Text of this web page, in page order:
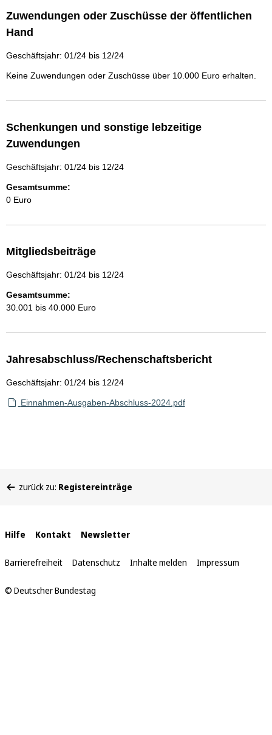
Zuwendungen oder Zuschüsse der öffentlichen
Hand
Geschäftsjahr: 01/24 bis 12/24
Keine Zuwendungen oder Zuschüsse über 10.000 Euro erhalten.
Schenkungen und sonstige lebzeitige
Zuwendungen
Geschäftsjahr: 01/24 bis 12/24
Gesamtsumme:
0 Euro
Mitgliedsbeiträge
Geschäftsjahr: 01/24 bis 12/24
Gesamtsumme:
30.001 bis 40.000 Euro
Jahresabschluss/Rechenschaftsbericht
Geschäftsjahr: 01/24 bis 12/24
Einnahmen-Ausgaben-Abschluss-2024.pdf
befinden
zurück zu: Registereinträge
Interne
Links
Hilfe Kontakt Newsletter
Barrierefreiheit Datenschutz Inhalte melden Impressum
© Deutscher Bundestag